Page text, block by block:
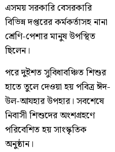
এসময় সরকারি বেসরকারি
বিভিন্ন দপ্তরের কর্মকর্তাসহ নানা
শ্রেণি-পেশার মানুষ উপস্থিত
ছিলেন।
পরে দুইশত সুবিধাবঞ্চিত শিশুর
হাতে তুলে দেওয়া হয় পবিত্র ঈদ-
উল-আযহার উপহার। সবশেষে
নিবাসী শিশুদের অংশগ্রহণে
পরিবেশিত হয় সাংস্কৃতিক
অনুষ্ঠান।